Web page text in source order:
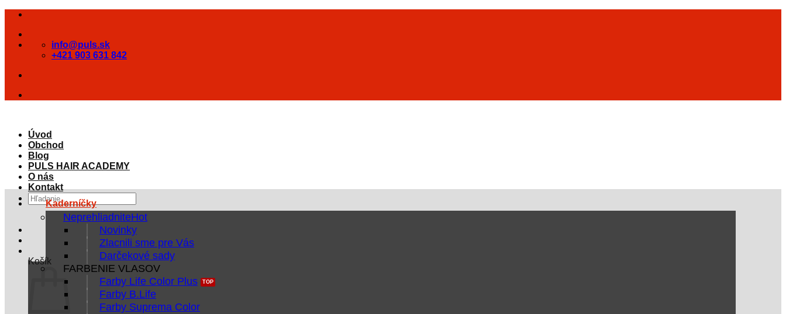
Skip
content
info@puls.sk
+421 903 631 842
Úvod
Obchod
Blog
PULS HAIR ACADEMY
O nás
Kontakt
Hľadať:
Košík
Kaderníčky
Neprehliadnite
Novinky
Zlacnili sme pre Vás
Darčekové sady
FARBENIE VLASOV
Farby Life Color Plus
Farby B.Life
Farby Suprema Color